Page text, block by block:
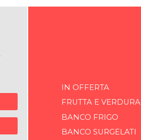
IN OFFERTA
FRUTTA E VERDURA
BANCO FRIGO
BANCO SURGELATI